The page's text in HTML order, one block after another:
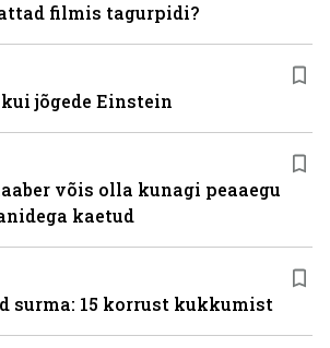
filmis tagurpidi?
jõgede Einstein
võis olla kunagi peaaegu
kaetud
surma: 15 korrust kukkumist